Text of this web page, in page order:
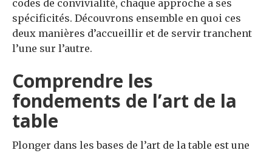
codes de convivialité, chaque approche a ses
spécificités. Découvrons ensemble en quoi ces
deux manières d’accueillir et de servir tranchent
l’une sur l’autre.
Comprendre les
fondements de l’art de la
table
Plonger dans les bases de l’art de la table est une